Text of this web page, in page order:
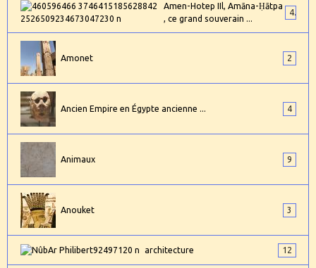
Amen-Hotep IIl, Amāna-Ḥātpa
, ce grand souverain ...
4
Amonet 2
Ancien Empire en Égypte ancienne ... 4
Animaux 9
Anouket 3
architecture 12